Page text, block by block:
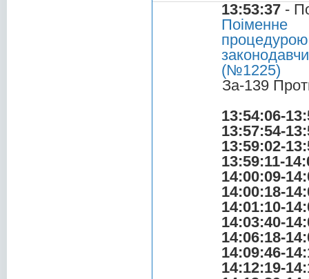
13:53:37 -
Поіменне
(№1225)
За-139
13:54:06-
13:57:54-
13:59:02-
13:59:11-
14:00:09-
14:00:18-
14:01:10-
14:03:40-
14:06:18-
14:09:46-
14:12:19-